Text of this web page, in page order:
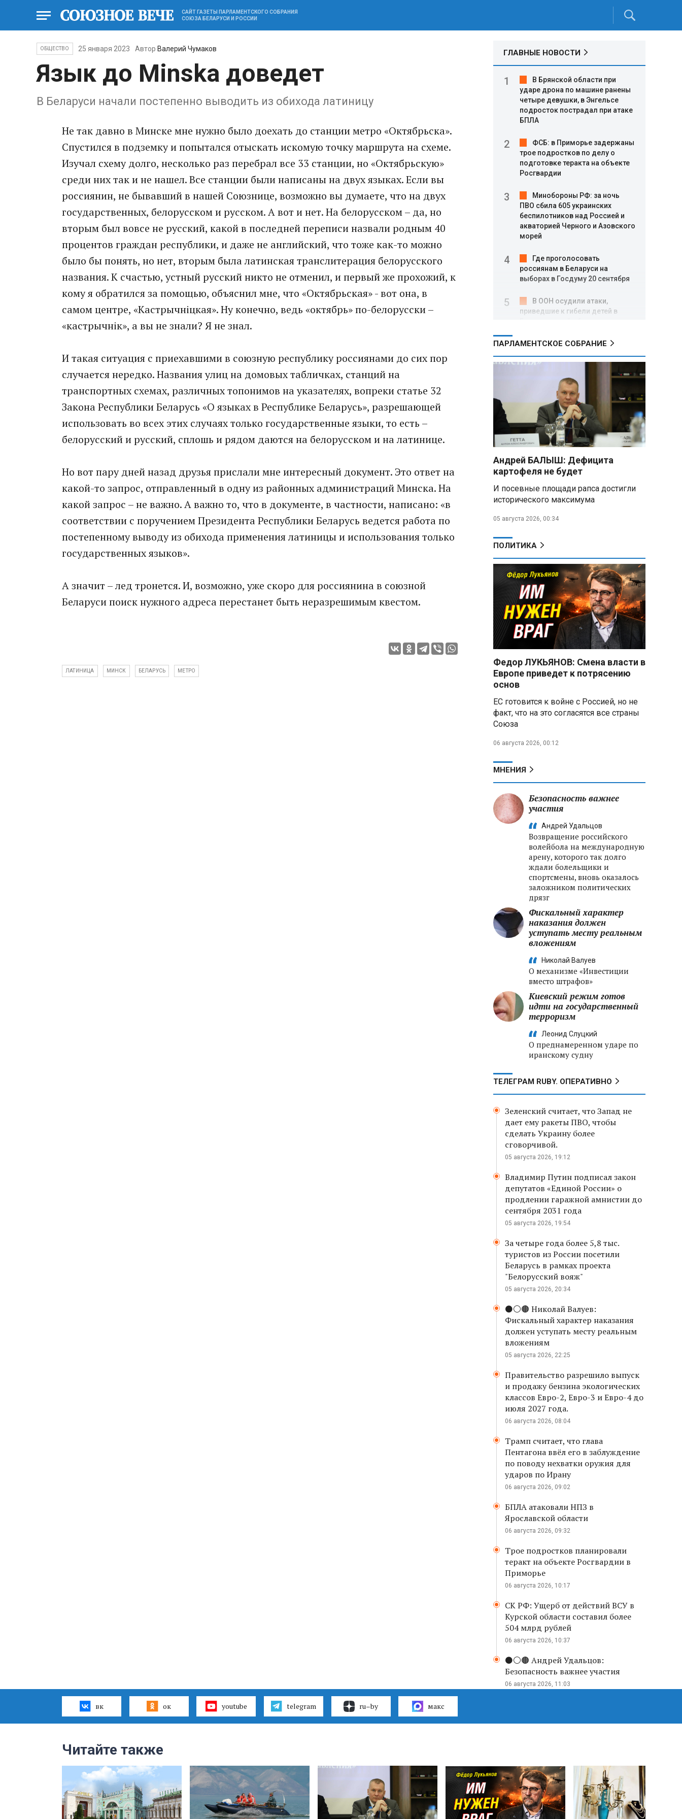
САЙТ ГАЗЕТЫ ПАРЛАМЕНТСКОГО СОБРАНИЯ
СОЮЗА БЕЛАРУСИ И РОССИИ
ОБЩЕСТВО 25 января 2023 Автор Валерий Чумаков
Язык до Minska доведет
В Беларуси начали постепенно выводить из обихода латиницу
Не так давно в Минске мне нужно было доехать до станции метро «Октябрьска».
Спустился в подземку и попытался отыскать искомую точку маршрута на схеме.
Изучал схему долго, несколько раз перебрал все 33 станции, но «Октябрьскую»
среди них так и не нашел. Все станции были написаны на двух языках. Если вы
россиянин, не бывавший в нашей Союзнице, возможно вы думаете, что на двух
государственных, белорусском и русском. А вот и нет. На белорусском – да, но
вторым был вовсе не русский, какой в последней переписи назвали родным 40
процентов граждан республики, и даже не английский, что тоже как-то можно
было бы понять, но нет, вторым была латинская транслитерация белорусского
названия. К счастью, устный русский никто не отменил, и первый же прохожий, к
кому я обратился за помощью, объяснил мне, что «Октябрьская» - вот она, в
самом центре, «Кастрычнiцкая». Ну конечно, ведь «октябрь» по-белорусски –
«кастрычнік», а вы не знали? Я не знал.
И такая ситуация с приехавшими в союзную республику россиянами до сих пор
случается нередко. Названия улиц на домовых табличках, станций на
транспортных схемах, различных топонимов на указателях, вопреки статье 32
Закона Республики Беларусь «О языках в Республике Беларусь», разрешающей
использовать во всех этих случаях только государственные языки, то есть –
белорусский и русский, сплошь и рядом даются на белорусском и на латинице.
Но вот пару дней назад друзья прислали мне интересный документ. Это ответ на
какой-то запрос, отправленный в одну из районных администраций Минска. На
какой запрос – не важно. А важно то, что в документе, в частности, написано: «в
соответствии с поручением Президента Республики Беларусь ведется работа по
постепенному выводу из обихода применения латиницы и использования только
государственных языков».
А значит – лед тронется. И, возможно, уже скоро для россиянина в союзной
Беларуси поиск нужного адреса перестанет быть неразрешимым квестом.
ЛАТИНИЦА МИНСК БЕЛАРУСЬ МЕТРО
ГЛАВНЫЕ НОВОСТИ
В Брянской области при
ударе дрона по машине ранены
четыре девушки, в Энгельсе
подросток пострадал при атаке
БПЛА
ФСБ: в Приморье задержаны
трое подростков по делу о
подготовке теракта на объекте
Росгвардии
Минобороны РФ: за ночь
ПВО сбила 605 украинских
беспилотников над Россией и
акваторией Черного и Азовского
морей
Где проголосовать
россиянам в Беларуси на
выборах в Госдуму 20 сентября
В ООН осудили атаки,
приведшие к гибели детей в
позиции: боец с позывным Гуль
отбивал атаки ВСУ под ударами
Владимир Путин:
Безопасность в Белгородской
области — главный приоритет, но
соцвопросы забывать нельзя
Год колонии за попытку
«пересидеть» призыв в России:
осудили за уклонение от
службы
В Свердловской области
производителя дронов «Упырь»
Российские пловцы
выиграли все золотые медали
первого дня Кубка мира по
зимнему плаванию
Александр Новак:
Независимые АЗС начнут
снабжать топливом через
региональных операторов
Беларусь и Россия
усиливают сотрудничество по
развития
Рыжевка
графика
Противодействие
мошенничеству и миграционная
политика — приоритеты работы
Госдумы
ПАРЛАМЕНТСКОЕ СОБРАНИЕ
Андрей БАЛЫШ: Дефицита
картофеля не будет
И посевные площади рапса достигли
исторического максимума
05 августа 2026, 00:34
ПОЛИТИКА
Федор ЛУКЬЯНОВ: Смена власти в
Европе приведет к потрясению
основ
ЕС готовится к войне с Россией, но не
факт, что на это согласятся все страны
Союза
06 августа 2026, 00:12
МНЕНИЯ
Безопасность важнее
участия
Андрей Удальцов
Возвращение российского
волейбола на международную
арену, которого так долго
ждали болельщики и
спортсмены, вновь оказалось
заложником политических
дрязг
Фискальный характер
наказания должен
уступать месту реальным
вложениям
Николай Валуев
О механизме «Инвестиции
вместо штрафов»
Киевский режим готов
идти на государственный
терроризм
Леонид Слуцкий
О преднамеренном ударе по
иранскому судну
ТЕЛЕГРАМ RUBY. ОПЕРАТИВНО
Зеленский считает, что Запад не
дает ему ракеты ПВО, чтобы
сделать Украину более
сговорчивой.
05 августа 2026, 19:12
Владимир Путин подписал закон
депутатов «Единой России» о
продлении гаражной амнистии до
сентября 2031 года
05 августа 2026, 19:54
За четыре года более 5,8 тыс.
туристов из России посетили
Беларусь в рамках проекта
"Белорусский вояж"
05 августа 2026, 20:34
⚫️⚪️🟤 Николай Валуев:
Фискальный характер наказания
должен уступать месту реальным
вложениям
05 августа 2026, 22:25
Правительство разрешило выпуск
и продажу бензина экологических
классов Евро-2, Евро-3 и Евро-4 до
июля 2027 года.
06 августа 2026, 08:04
Трамп считает, что глава
Пентагона ввёл его в заблуждение
по поводу нехватки оружия для
ударов по Ирану
06 августа 2026, 09:02
БПЛА атаковали НПЗ в
Ярославской области
06 августа 2026, 09:32
Трое подростков планировали
теракт на объекте Росгвардии в
Приморье
06 августа 2026, 10:17
СК РФ: Ущерб от действий ВСУ в
Курской области составил более
504 млрд рублей
06 августа 2026, 10:37
⚫️⚪️🟤 Андрей Удальцов:
Безопасность важнее участия
06 августа 2026, 11:03
вк ок youtube telegram ru–by макс
Читайте также